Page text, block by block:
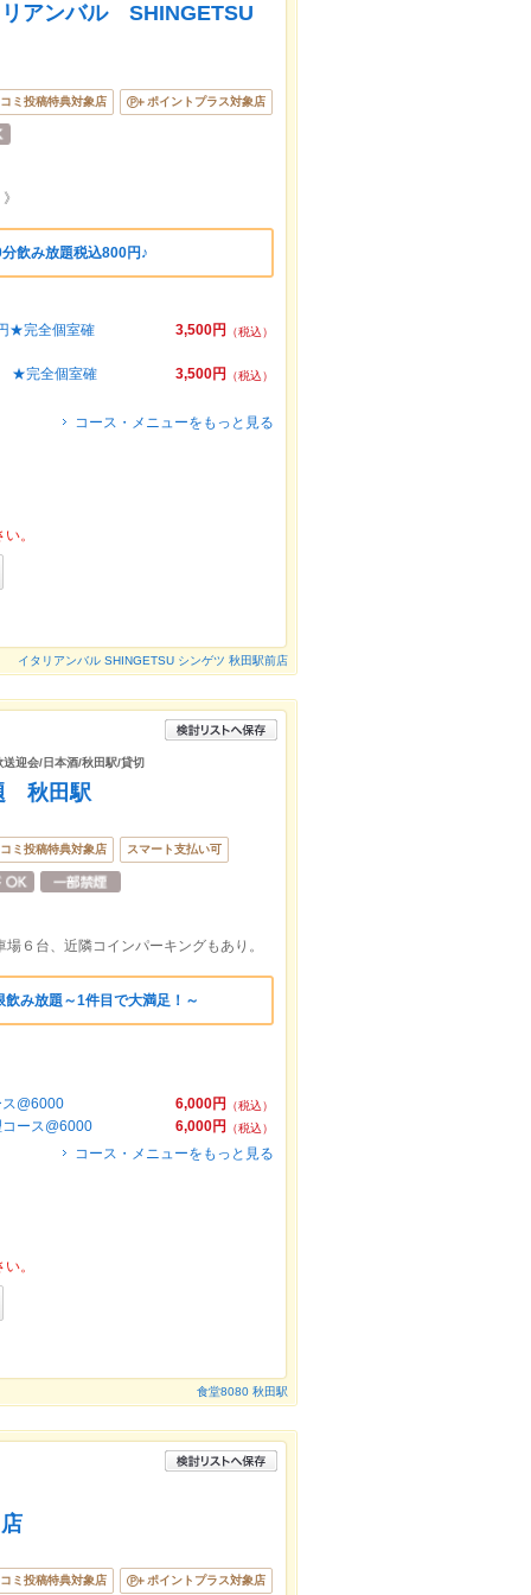
アンバル SHINGETSU
ミ投稿特典対象店 ポイントプラス対象店
飲み放題税込800円♪
3,500円 （税込）
★完全個室確
3,500円 （税込）
★完全個室確
コース・メニューをもっと見る
。
イタリアンバル SHINGETSU シンゲツ 秋田駅前店
迎会/日本酒/秋田駅/貸切
秋田駅
ミ投稿特典対象店 スマート支払い可
６台、近隣コインパーキングもあり。
み放題～1件目で大満足！～
6,000円 （税込）
@6000
6,000円
（税込）
ース@6000
コース・メニューをもっと見る
。
食堂8080 秋田駅
ミ投稿特典対象店 ポイントプラス対象店